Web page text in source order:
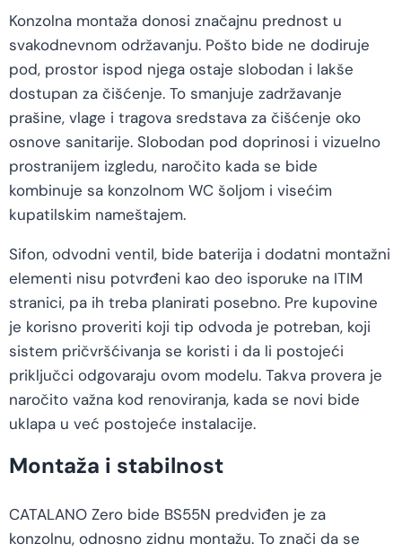
Konzolna montaža donosi značajnu prednost u
svakodnevnom održavanju. Pošto bide ne dodiruje
pod, prostor ispod njega ostaje slobodan i lakše
dostupan za čišćenje. To smanjuje zadržavanje
prašine, vlage i tragova sredstava za čišćenje oko
osnove sanitarije. Slobodan pod doprinosi i vizuelno
prostranijem izgledu, naročito kada se bide
kombinuje sa konzolnom WC šoljom i visećim
kupatilskim nameštajem.
Sifon, odvodni ventil, bide baterija i dodatni montažni
elementi nisu potvrđeni kao deo isporuke na ITIM
stranici, pa ih treba planirati posebno. Pre kupovine
je korisno proveriti koji tip odvoda je potreban, koji
sistem pričvršćivanja se koristi i da li postojeći
priključci odgovaraju ovom modelu. Takva provera je
naročito važna kod renoviranja, kada se novi bide
uklapa u već postojeće instalacije.
Montaža i stabilnost
CATALANO Zero bide BS55N predviđen je za
konzolnu, odnosno zidnu montažu. To znači da se